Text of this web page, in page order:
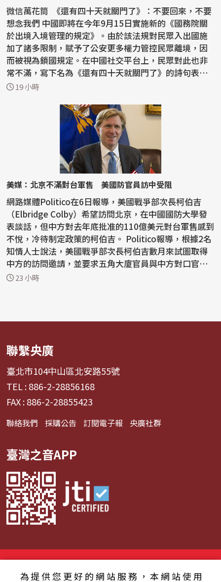
微信萬花筒 《還有四十天就關門了》：不要回來，不要
想念我們 中國即將在今年9月15日實施新的《國務院關
於出境入境管理的規定》。由於該法規對民眾入出國施
加了諸多限制，賦予了公安更多權力管控民眾離境，因
而被視為鎖國規定。在中國社交平台上，民眾對此也非
常不滿，寫下名為《還有四十天就關門了》的詩句表達
憤怒...
19 小時
美媒：北京不滿對台軍售 美國防官員訪中受阻
網路媒體Politico在6日報導，美國戰爭部次長柯伯吉
（Elbridge Colby）希望訪問北京，在中國國防大學發
表談話，但中方對去年底批准的110億美元對台軍售感到
不悅，冷待制定政策的柯伯吉。 Politico報導，根據2名
知情人士說法，美國戰爭部次長柯伯吉數月來試圖取得
中方的訪問邀請，並要求五角大廈官員與中方對口官員
會...23 小時
聯繫央廣
臺北市104中山區北安路55號
TEL : 886-2-28856168
FAX : 886-2-28855423
聯絡我們 採購公告 訂閱電子報 央廣社群
臺灣之音APP
為提供您更好的網站服務，本網站使用